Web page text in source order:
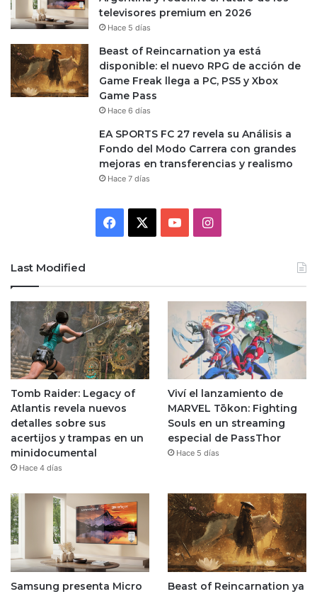
televisores premium en 2026
Hace 5 días
Beast of Reincarnation ya está
disponible: el nuevo RPG de acción de
Game Freak llega a PC, PS5 y Xbox
Game Pass
Hace 6 días
EA SPORTS FC 27 revela su Análisis a
Fondo del Modo Carrera con grandes
mejoras en transferencias y realismo
Hace 7 días
Facebook YouTubeInstagram
Last Modified
Tomb Raider: Legacy of
Atlantis revela nuevos
detalles sobre sus
acertijos y trampas en un
minidocumental
Hace 4 días
Viví el lanzamiento de
MARVEL Tōkon: Fighting
Souls en un streaming
especial de PassThor
Hace 5 días
Samsung presenta Micro
Beast of Reincarnation ya